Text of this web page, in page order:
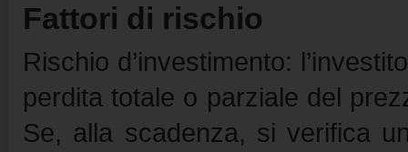
Fattori di rischio
Rischio d’investimento:
perdita totale o parziale del
Se, alla scadenza, si verifica